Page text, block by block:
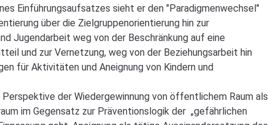
Einführungsaufsatzes sieht er den "Paradigmenwechsel"
über die Zielgruppenorientierung hin zur
Jugendarbeit weg von der Beschränkung auf eine
und zur Vernetzung, weg von der Beziehungsarbeit hin
für Aktivitäten und Aneignung von Kindern und
der Wiedergewinnung von öffentlichem Raum als
im Gegensatz zur Präventionslogik der „gefährlichen